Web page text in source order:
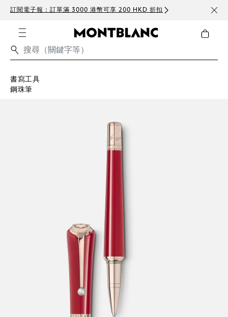
訂閱電子報：訂單滿 3000 港幣可享 200 HKD 折扣 免費
書寫工具
鋼珠筆